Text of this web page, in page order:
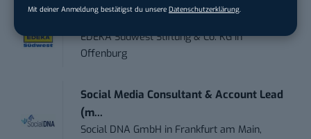
Mit deiner Anmeldung bestätigst du unsere Datenschutzerklärung.
EDEKA Südwest Stiftung & Co. KGin
Offenburg
Social Media Consultant & Account Lead
(m...
Social DNA GmbH in Frankfurt am Main,